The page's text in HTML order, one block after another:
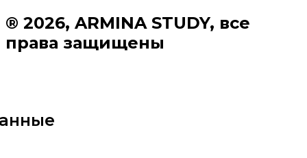
® 2026, ARMINA STUDY, все
права защищены